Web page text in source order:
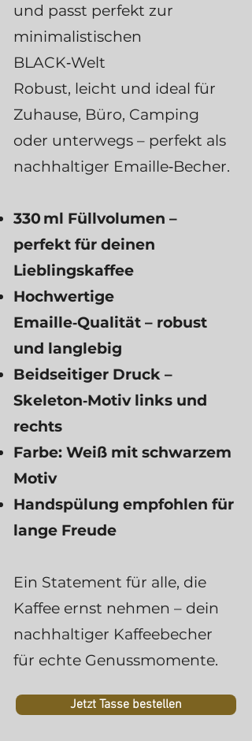
und passt perfekt zur
minimalistischen
BLACK‑Welt
Robust, leicht und ideal für
Zuhause, Büro, Camping
oder unterwegs – perfekt als
nachhaltiger Emaille‑Becher.
330 ml Füllvolumen –
perfekt für deinen
Lieblingskaffee
Hochwertige
Emaille‑Qualität – robust
und langlebig
Beidseitiger Druck –
Skeleton‑Motiv links und
rechts
Farbe: Weiß mit schwarzem
Motiv
Handspülung empfohlen für
lange Freude
Ein Statement für alle, die
Kaffee ernst nehmen – dein
nachhaltiger Kaffeebecher
für echte Genussmomente.
Jetzt Tasse bestellen